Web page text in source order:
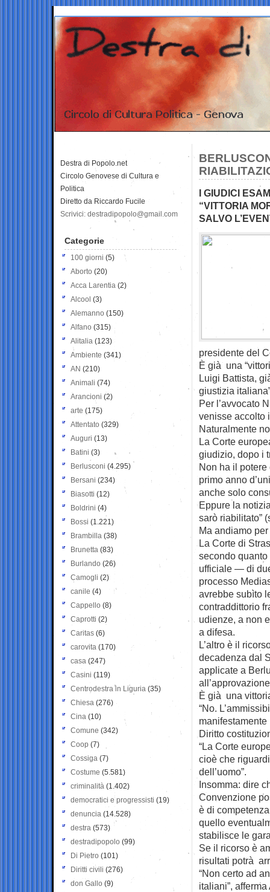
I GIUDICI
“VITTORIA
SALVO
presidente del
È già una
Luigi Battista,
giustizia
Per l’avvocato
venisse accolto
Naturalmente
La Corte
giudizio, dopo i
Non ha il
primo anno
anche solo
Eppure la
sarò riabilitato”
Ma andiamo
La Corte di
secondo
ufficiale — di
processo
avrebbe subìto
contraddittorio
udienze, a non
a difesa.
L’altro è il
decadenza dal
applicate a
È già una
“No.
Diritto
“La Corte
cioè che
dell’uomo”.
Insomma: dire
Convenzione
è di
quello
stabilisce le
Se il ricorso è
risultati potrà
“Non certo ad
italiani”,
Destra di Popolo.net
Circolo Genovese di Cultura e
Politica
Diretto da Riccardo Fucile
Scrivici: destradipopolo@gmail.com
Categorie
100 giorni (5)
Aborto (20)
Acca Larentia (2)
Alcool (3)
Alemanno (150)
Alfano (315)
Alitalia (123)
Ambiente (341)
AN (210)
Animali (74)
Arancioni (2)
arte (175)
Attentato (329)
Auguri (13)
Batini (3)
Berlusconi (4.295)
Bersani (234)
Biasotti (12)
Boldrini (4)
Bossi (1.221)
Brambilla (38)
Brunetta (83)
Burlando (26)
Camogli (2)
canile (4)
Cappello (8)
Caprotti (2)
Caritas (6)
carovita (170)
casa (247)
Casini (119)
Centrodestra in Liguria (35)
Chiesa (276)
Cina (10)
Comune (342)
Coop (7)
Cossiga (7)
Costume (5.581)
criminalità (1.402)
democratici e progressisti (19)
denuncia (14.528)
destra (573)
destradipopolo (99)
Di Pietro (101)
Diritti civili (276)
don Gallo (9)